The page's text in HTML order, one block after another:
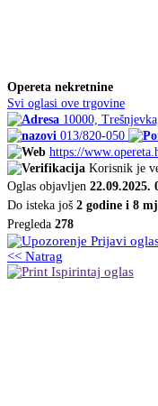
Opereta nekretnine
Svi oglasi ove trgovine
10000,
013/820-050
https://
Korisnik je
Oglas objavljen 22.09.2025.
Do isteka još 2 godine i 8
Pregleda 278
Prijavi
<< Natrag
Ispirintaj oglas